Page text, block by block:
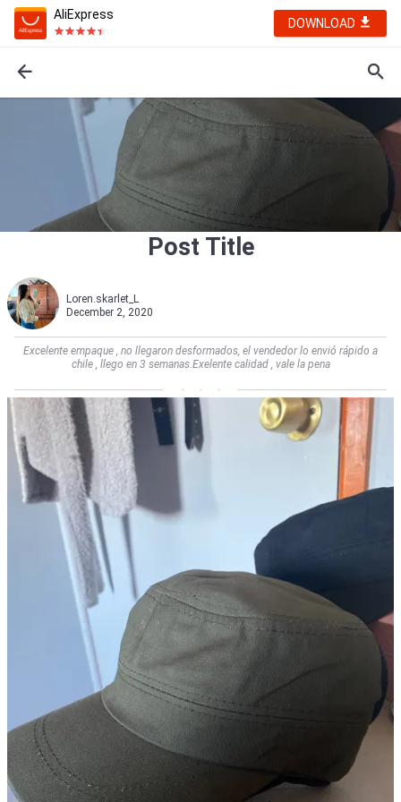
AliExpress
DOWNLOAD
Post Title
Loren.skarlet_L
December 2, 2020
Excelente empaque , no llegaron desformados, el vendedor lo envió rápido a
chile , llego en 3 semanas.Exelente calidad , vale la pena